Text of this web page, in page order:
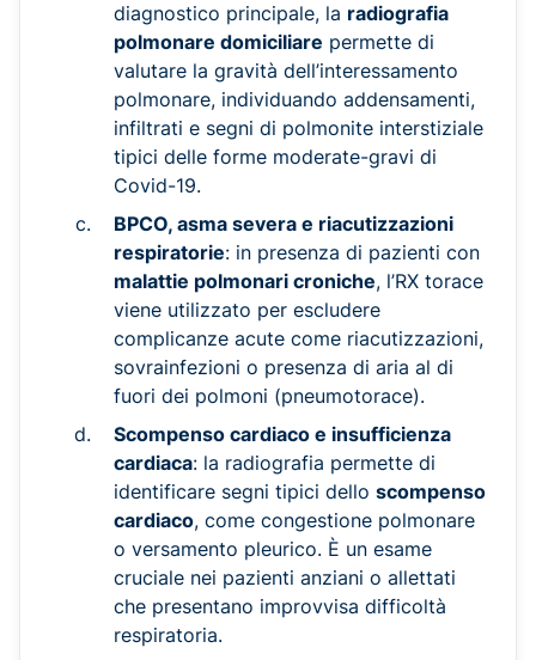
diagnostico principale, la radiografia
polmonare domiciliare permette di
valutare la gravità dell’interessamento
polmonare, individuando addensamenti,
infiltrati e segni di polmonite interstiziale
tipici delle forme moderate-gravi di
Covid-19.
BPCO, asma severa e riacutizzazioni
respiratorie: in presenza di pazienti con
malattie polmonari croniche, l’RX torace
viene utilizzato per escludere
complicanze acute come riacutizzazioni,
sovrainfezioni o presenza di aria al di
fuori dei polmoni (pneumotorace).
Scompenso cardiaco e insufficienza
cardiaca: la radiografia permette di
identificare segni tipici dello scompenso
cardiaco, come congestione polmonare
o versamento pleurico. È un esame
cruciale nei pazienti anziani o allettati
che presentano improvvisa difficoltà
respiratoria.